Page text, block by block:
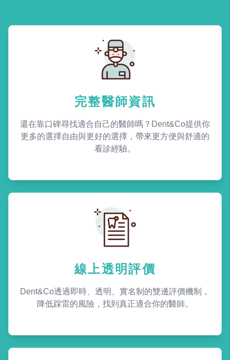
完整醫師資訊
還在靠口碑尋找適合自己的醫師嗎？Dent&Co提供你
更多的選擇自由與更好的選擇，帶來更方便與舒適的
看診經驗。
線上透明評價
Dent&Co透過即時、透明、實名制的雙邊評價機制，
降低踩雷的風險，找到真正適合你的醫師。